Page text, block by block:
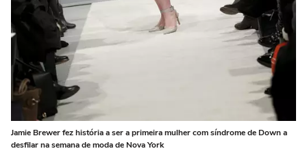
Jamie Brewer fez história a ser a primeira mulher com síndrome de Down a
desfilar na semana de moda de Nova York